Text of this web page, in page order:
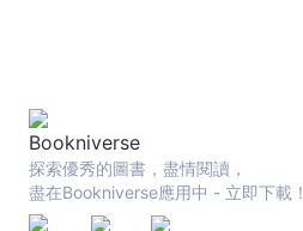
探索優秀的圖書，盡情閱讀，
盡在Bookniverse應用中 - 立即下載！